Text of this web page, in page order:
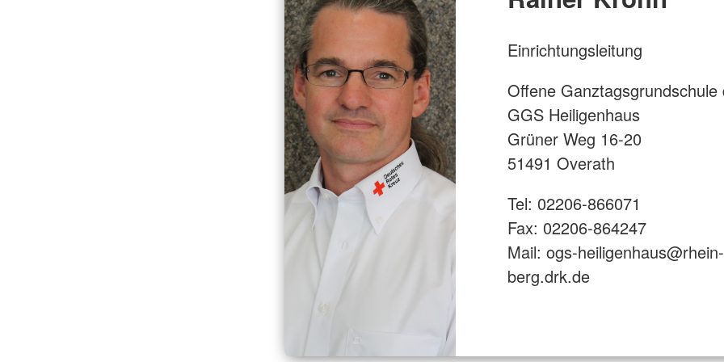
Einrichtungsleitung
Offene Ganztagsgrundschule
GGS Heiligenhaus
Grüner Weg 16-20
51491 Overath
Tel: 02206-866071
Fax: 02206-864247
Mail: ogs-heiligenhaus@rhein-
berg.drk.de